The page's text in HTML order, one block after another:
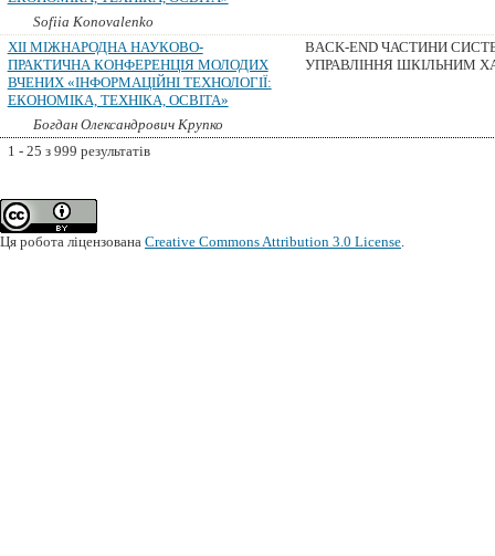
Sofiia Konovalenko
XII МІЖНАРОДНА НАУКОВО-
ПРАКТИЧНА КОНФЕРЕНЦІЯ МОЛОДИХ
ВЧЕНИХ «ІНФОРМАЦІЙНІ ТЕХНОЛОГІЇ:
ЕКОНОМІКА, ТЕХНІКА, ОСВІТА»
BACK-END ЧАСТИНИ
УПРАВЛІННЯ ШКІЛЬНИМ
Богдан Олександрович Крупко
1 - 25 з 999 результатів
Ця робота ліцензована Creative Commons Attribution 3.0 License